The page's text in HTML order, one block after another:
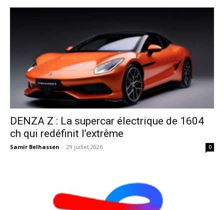
DENZA Z : La supercar électrique de 1604
ch qui redéfinit l’extrême
Samir Belhassen - 29 juillet 2026 0